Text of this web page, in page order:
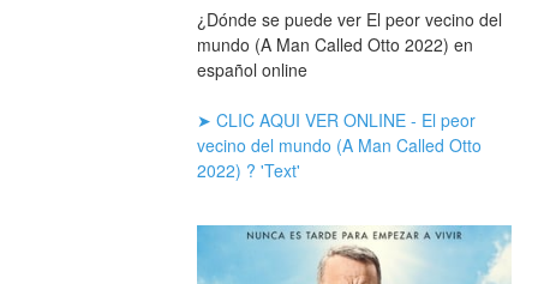
¿Dónde se puede ver El peor vecino del
mundo (A Man Called Otto 2022) en
español online
➤ CLIC AQUI VER ONLINE - El peor
vecino del mundo (A Man Called Otto
2022) ? 'Text'